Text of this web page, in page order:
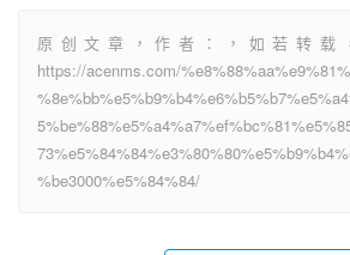
原创文章，作者：，如若转载
https://acenms.com/
%be3000%e5%84%84/